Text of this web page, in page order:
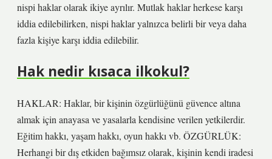
nispi haklar olarak ikiye ayrılır. Mutlak haklar herkese karşı
iddia edilebilirken, nispi haklar yalnızca belirli bir veya daha
fazla kişiye karşı iddia edilebilir.
Hak nedir kısaca ilkokul?
HAKLAR: Haklar, bir kişinin özgürlüğünü güvence altına
almak için anayasa ve yasalarla kendisine verilen yetkilerdir.
Eğitim hakkı, yaşam hakkı, oyun hakkı vb. ÖZGÜRLÜK:
Herhangi bir dış etkiden bağımsız olarak, kişinin kendi iradesi